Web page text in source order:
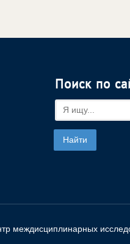
Поиск по
междисциплинарных